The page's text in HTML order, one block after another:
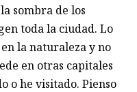
sombra de los
toda la ciudad. Lo
la naturaleza y no
en otras capitales
o he visitado. Pienso